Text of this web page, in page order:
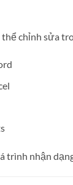
chỉnh sửa
trình nhận